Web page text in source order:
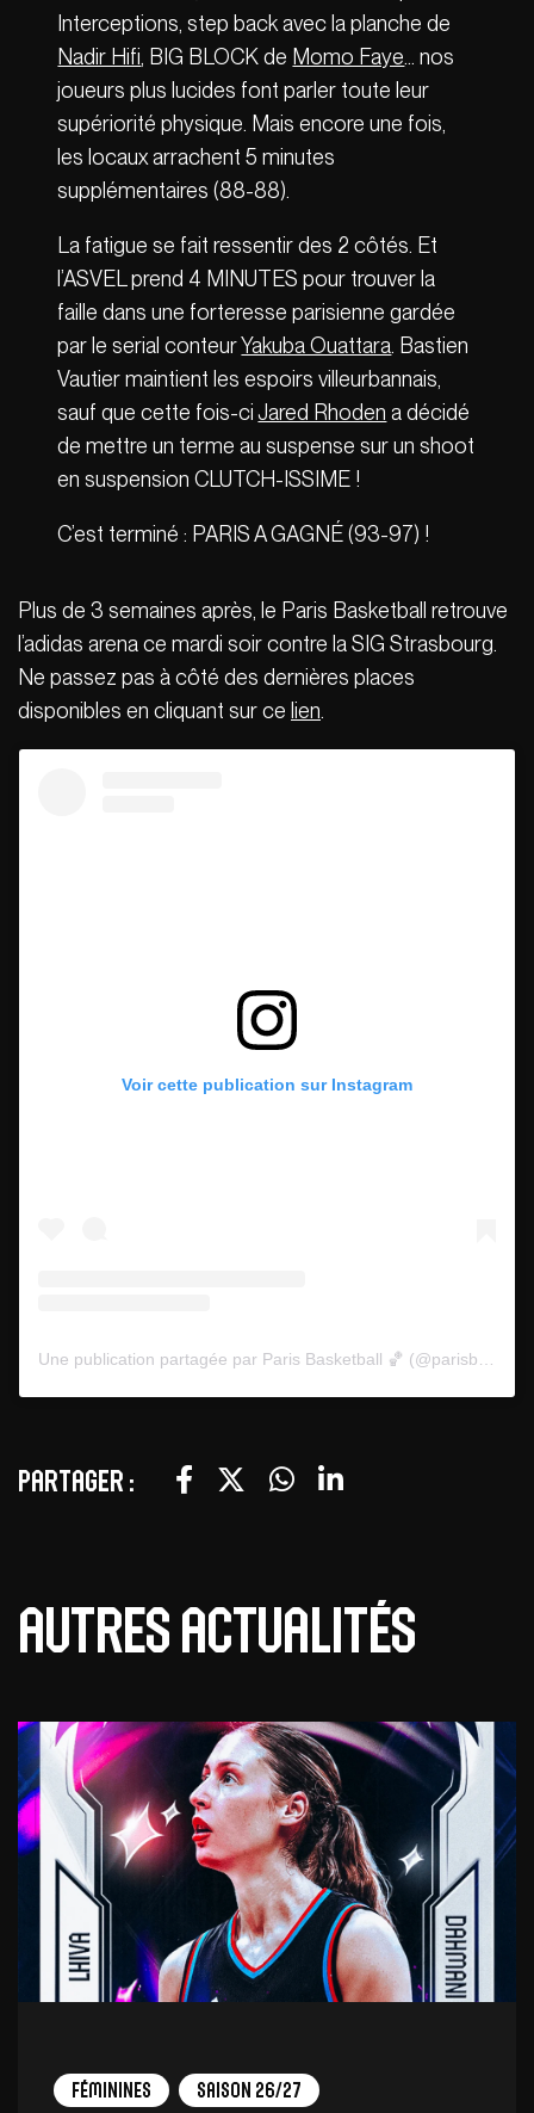
Interceptions, step back avec la planche de
Nadir Hifi , BIG BLOCK de Momo Faye … nos
joueurs plus lucides font parler toute leur
supériorité physique. Mais encore une fois,
les locaux arrachent 5 minutes
supplémentaires (88-88).
La fatigue se fait ressentir des 2 côtés. Et
l’ASVEL prend 4 MINUTES pour trouver la
faille dans une forteresse parisienne gardée
par le serial conteurYakuba Ouattara . Bastien
Vautier maintient les espoirs villeurbannais,
sauf que cette fois-ciJared Rhoden a décidé
de mettre un terme au suspense sur un shoot
en suspension CLUTCH-ISSIME !
C’est terminé : PARIS A GAGNÉ (93-97) !
Plus de 3 semaines après, le Paris Basketball retrouve
l’adidas arena ce mardi soir contre la SIG Strasbourg.
Ne passez pas à côté des dernières places
disponibles en cliquant sur ce lien
Voir cette publication sur Instagram
Partager :
Autres actualités
Féminines Saison 26/27